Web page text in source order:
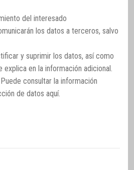
del interesado
los datos a terceros, salvo
y suprimir los datos, así como
en la información adicional.
consultar la información
de datos aquí.